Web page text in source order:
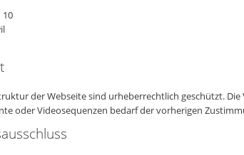
10
der Webseite sind urheberrechtlich geschützt.
oderVideosequenzen bedarf der vorherigen